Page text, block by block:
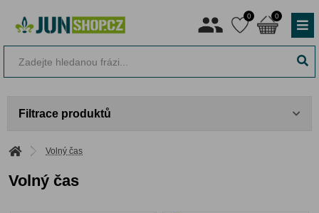
0 0
Filtrace produktů
Volný čas
Volný čas